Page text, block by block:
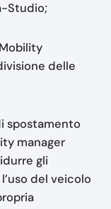
Studio;
delle
spostamento
manager
gli
del veicolo